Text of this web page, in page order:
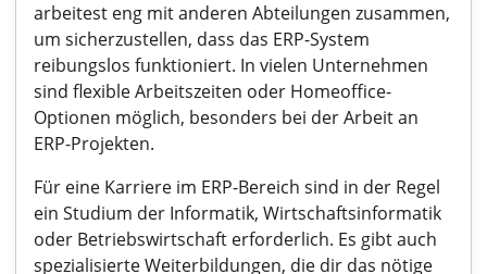
arbeitest eng mit anderen Abteilungen zusammen,
um sicherzustellen, dass das ERP-System
reibungslos funktioniert. In vielen Unternehmen
sind flexible Arbeitszeiten oder Homeoffice-
Optionen möglich, besonders bei der Arbeit an
ERP-Projekten.
Für eine Karriere im ERP-Bereich sind in der Regel
ein Studium der Informatik, Wirtschaftsinformatik
oder Betriebswirtschaft erforderlich. Es gibt auch
spezialisierte Weiterbildungen, die dir das nötige